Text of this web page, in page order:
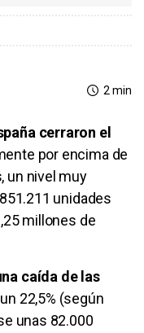
2 min
cerraron el
por encima de
un nivel muy
unidades
millones de
caída de las
22,5% (según
unas 82.000